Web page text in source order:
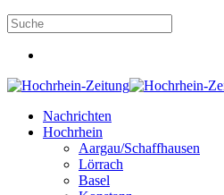
Nachrichten
Hochrhein
Aargau/Schaffhausen
Lörrach
Basel